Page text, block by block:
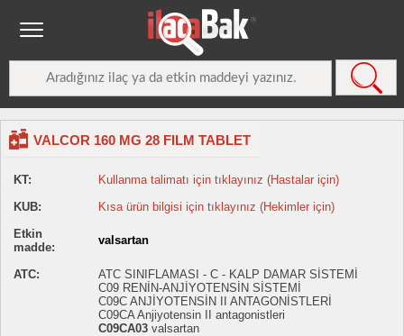
VALCOR 160 MG 28 FILM TABLET
KT:
Kullanma talimatı için tıklayınız (Hastalar için)
KUB:
Kısa ürün bilgisi için tıklayınız (Hekimler için)
Etkin
madde:
valsartan
ATC:
ATC SINIFLAMASI - C - KALP DAMAR SİSTEMİ
C09 RENİN-ANJİYOTENSİN SİSTEMİ
C09C ANJİYOTENSİN II ANTAGONİSTLERİ
C09CA Anjiyotensin II antagonistleri
C09CA03 valsartan